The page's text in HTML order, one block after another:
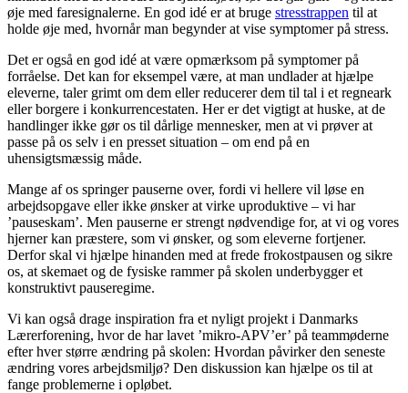
øje med faresignalerne. En god idé er at bruge stresstrappen til at
holde øje med, hvornår man begynder at vise symptomer på stress.
Det er også en god idé at være opmærksom på symptomer på
forråelse. Det kan for eksempel være, at man undlader at hjælpe
eleverne, taler grimt om dem eller reducerer dem til tal i et regneark
eller borgere i konkurrencestaten. Her er det vigtigt at huske, at de
handlinger ikke gør os til dårlige mennesker, men at vi prøver at
passe på os selv i en presset situation – om end på en
uhensigtsmæssig måde.
Mange af os springer pauserne over, fordi vi hellere vil løse en
arbejdsopgave eller ikke ønsker at virke uproduktive – vi har
’pauseskam’. Men pauserne er strengt nødvendige for, at vi og vores
hjerner kan præstere, som vi ønsker, og som eleverne fortjener.
Derfor skal vi hjælpe hinanden med at frede frokostpausen og sikre
os, at skemaet og de fysiske rammer på skolen underbygger et
konstruktivt pauseregime.
Vi kan også drage inspiration fra et nyligt projekt i Danmarks
Lærerforening, hvor de har lavet ’mikro-APV’er’ på teammøderne
efter hver større ændring på skolen: Hvordan påvirker den seneste
ændring vores arbejdsmiljø? Den diskussion kan hjælpe os til at
fange problemerne i opløbet.